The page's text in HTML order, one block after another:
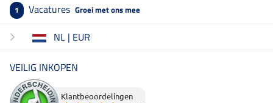
1 Vacatures Groei met ons mee
NL | EUR
VEILIG INKOPEN
Klantbeoordelingen